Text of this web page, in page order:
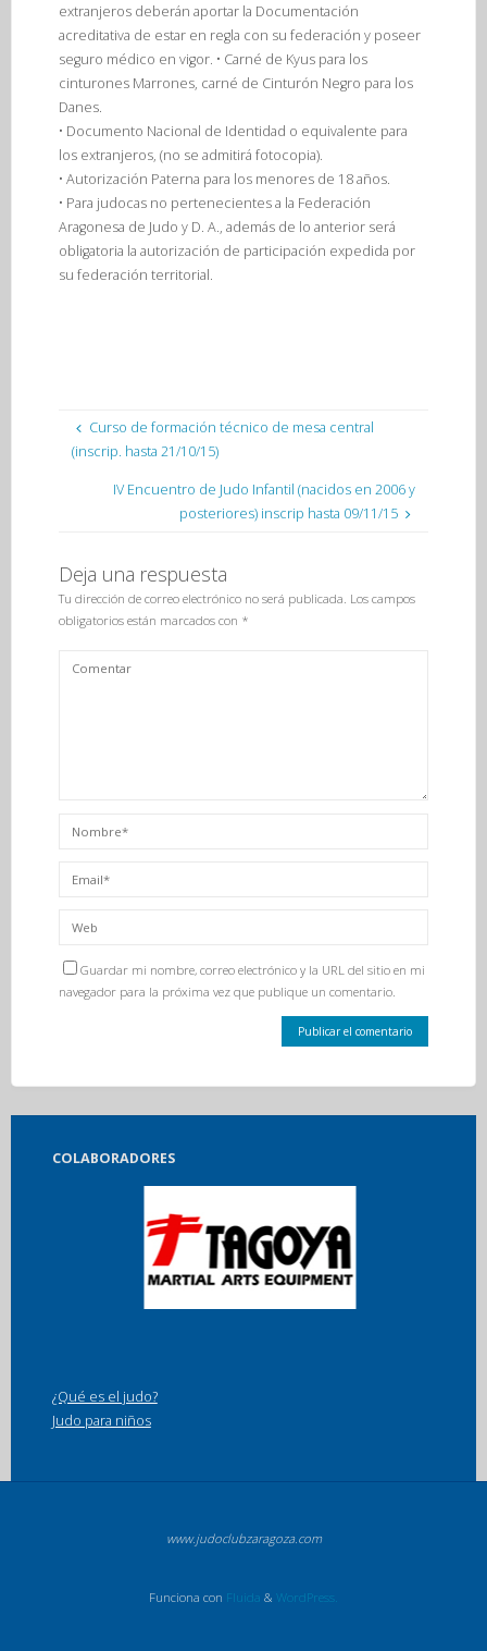
extranjeros deberán aportar la Documentación
acreditativa de estar en regla con su federación y poseer
seguro médico en vigor. • Carné de Kyus para los
cinturones Marrones, carné de Cinturón Negro para los
Danes.
• Documento Nacional de Identidad o equivalente para
los extranjeros, (no se admitirá fotocopia).
• Autorización Paterna para los menores de 18 años.
• Para judocas no pertenecientes a la Federación
Aragonesa de Judo y D. A., además de lo anterior será
obligatoria la autorización de participación expedida por
su federación territorial.
Curso de formación técnico de mesa central
(inscrip. hasta 21/10/15)
IV Encuentro de Judo Infantil (nacidos en 2006 y
posteriores) inscrip hasta 09/11/15
Deja una respuesta
Tu dirección de correo electrónico no será publicada. Los campos
obligatorios están marcados con *
Guardar mi nombre, correo electrónico y la URL del sitio en mi
navegador para la próxima vez que publique un comentario.
COLABORADORES
¿Qué es el judo?
Judo para niños
www.judoclubzaragoza.com
Funciona con Fluida & WordPress.